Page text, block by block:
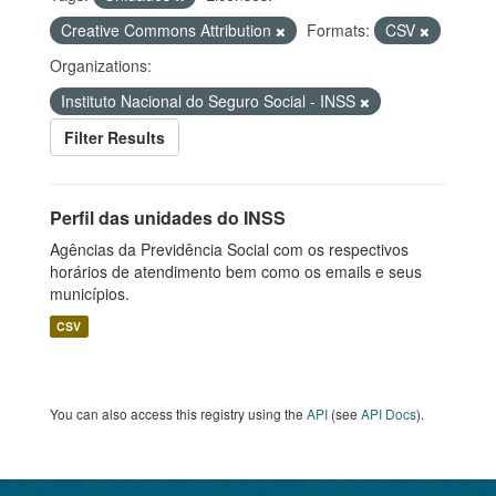
Creative Commons Attribution
Formats:
CSV
Organizations:
Instituto Nacional do Seguro Social - INSS
Filter Results
Perfil das unidades do INSS
Agências da Previdência Social com os respectivos
horários de atendimento bem como os emails e seus
municípios.
CSV
You can also access this registry using the API (see API Docs).